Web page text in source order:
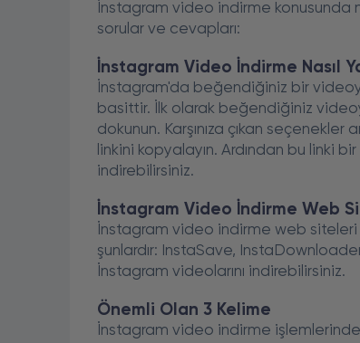
İnstagram video indirme konusunda
sorular ve cevapları:
İnstagram Video İndirme Nasıl
İnstagram'da beğendiğiniz bir
basittir. İlk olarak beğendiğiniz
dokunun. Karşınıza çıkan
linkini kopyalayın. Ardından bu linki
indirebilirsiniz.
İnstagram Video İndirme Web
İnstagram video indirme web siteleri
şunlardır: InstaSave,
İnstagram videolarını indirebilirsiniz.
Önemli Olan 3 Kelime
İnstagram video indirme işlemlerinde